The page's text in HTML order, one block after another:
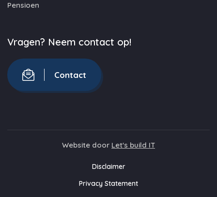
Pensioen
Vragen? Neem contact op!
Contact
Website door Let's build IT
Disclaimer
Privacy Statement